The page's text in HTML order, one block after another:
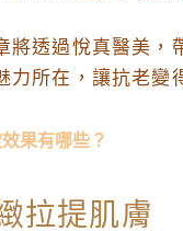
將透過悅真醫美，
力所在，讓抗老變
果有哪些？
拉提肌膚